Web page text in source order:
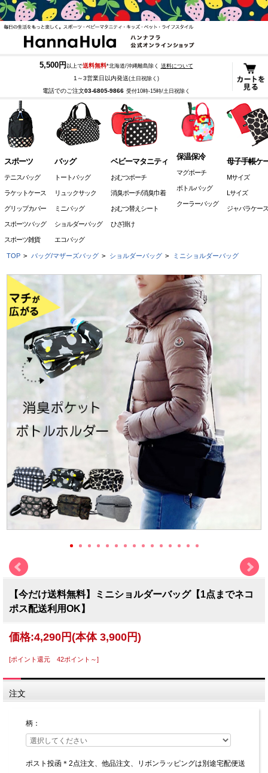
5,500円 以上で送料無料*北海道/沖縄離島除く 送料について
1～3営業日以内発送(土日祝除く)
電話でのご注文03-6805-9866 受付10時-15時/土日祝除く
スポーツ
テニスバッグ
ラケットケース
グリップカバー
スポーツバッグ
スポーツ雑貨
バッグ
トートバッグ
リュックサック
ミニバッグ
ショルダーバッグ
エコバッグ
ベビーマタニティ
おむつポーチ
消臭ポーチ/消臭巾着
おむつ替えシート
ひざ掛け
保温保冷
マグポーチ
ボトルバッグ
クーラーバッグ
母子手帳ケ
Mサイズ
Lサイズ
ジャバラケース
TOP > バッグ/マザーズバッグ > ショルダーバッグ > ミニショルダーバッグ
【今だけ送料無料】ミニショルダーバッグ【1点までネコ
ポス配送利用OK】
価格:4,290円(本体 3,900円)
[ポイント還元 42ポイント～]
注文
柄：
ポスト投函＊2点注文、他品注文、リボンラッピングは別途宅配便送